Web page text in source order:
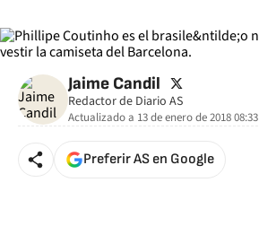
Jaime Candil twitter
Redactor de Diario AS
Actualizado a 13 de enero de 2018 08:33
Preferir AS en Google